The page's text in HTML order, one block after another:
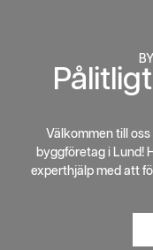
Välkommen till
byggföretag i Lund!
experthjälp med att